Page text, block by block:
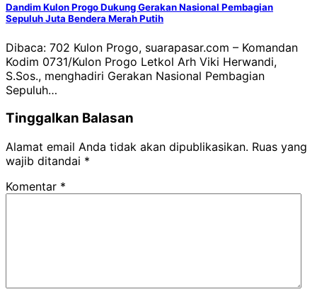
Dandim Kulon Progo Dukung Gerakan Nasional Pembagian
Sepuluh Juta Bendera Merah Putih
Dibaca: 702 Kulon Progo, suarapasar.com – Komandan
Kodim 0731/Kulon Progo Letkol Arh Viki Herwandi,
S.Sos., menghadiri Gerakan Nasional Pembagian
Sepuluh…
Tinggalkan Balasan
Alamat email Anda tidak akan dipublikasikan. Ruas yang
wajib ditandai *
Komentar *